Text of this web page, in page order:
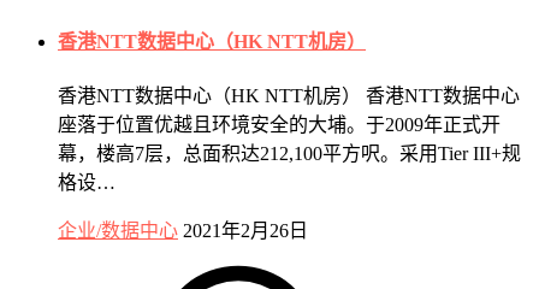
香港NTT数据中心（HK NTT机房）
香港NTT数据中心（HK NTT机房） 香港NTT数据中心
座落于位置优越且环境安全的大埔。于2009年正式开
幕，楼高7层，总面积达212,100平方呎。采用Tier III+规
格设…
企业/数据中心 2021年2月26日